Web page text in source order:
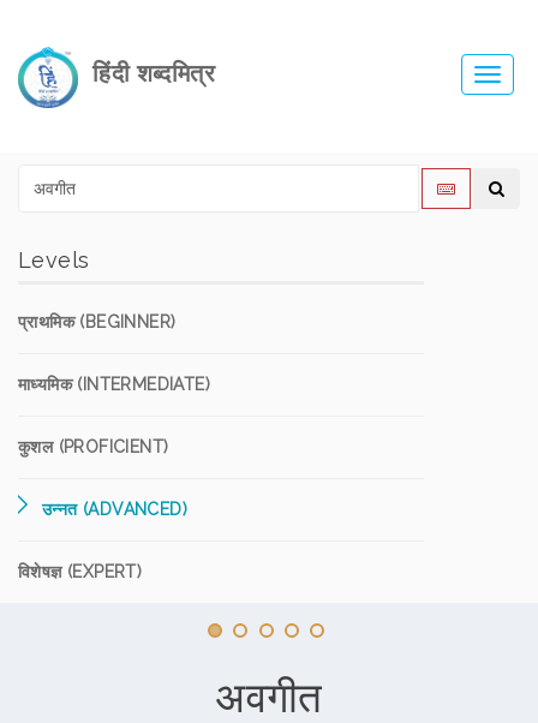
हिंदी शब्दमित्र
Levels
प्राथमिक (BEGINNER)
माध्यमिक (INTERMEDIATE)
कुशल (PROFICIENT)
उन्नत (ADVANCED)
विशेषज्ञ (EXPERT)
अवगीत